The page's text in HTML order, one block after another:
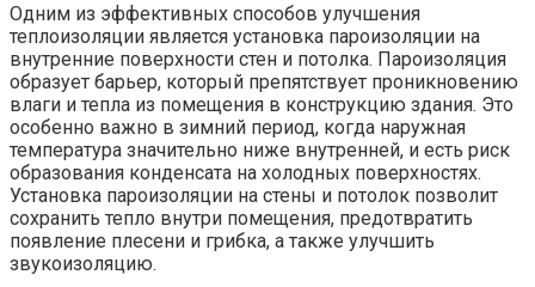
Одним из эффективных способов улучшения
теплоизоляции является установка пароизоляции на
внутренние поверхности стен и потолка. Пароизоляция
образует барьер, который препятствует проникновению
влаги и тепла из помещения в конструкцию здания. Это
особенно важно в зимний период, когда наружная
температура значительно ниже внутренней, и есть риск
образования конденсата на холодных поверхностях.
Установка пароизоляции на стены и потолок позволит
сохранить тепло внутри помещения, предотвратить
появление плесени и грибка, а также улучшить
звукоизоляцию.